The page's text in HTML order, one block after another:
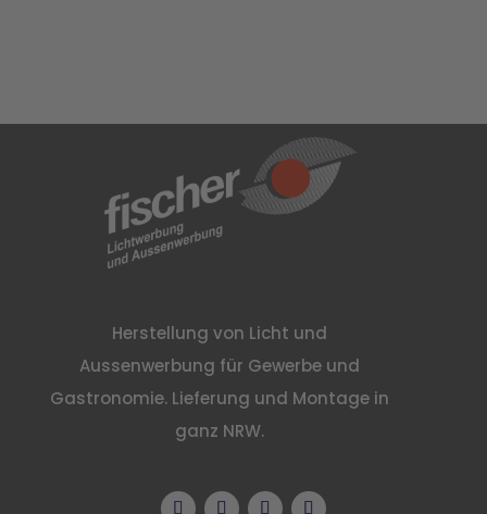
Herstellung von Licht und
Aussenwerbung für Gewerbe und
Gastronomie. Lieferung und Montage in
ganz NRW.